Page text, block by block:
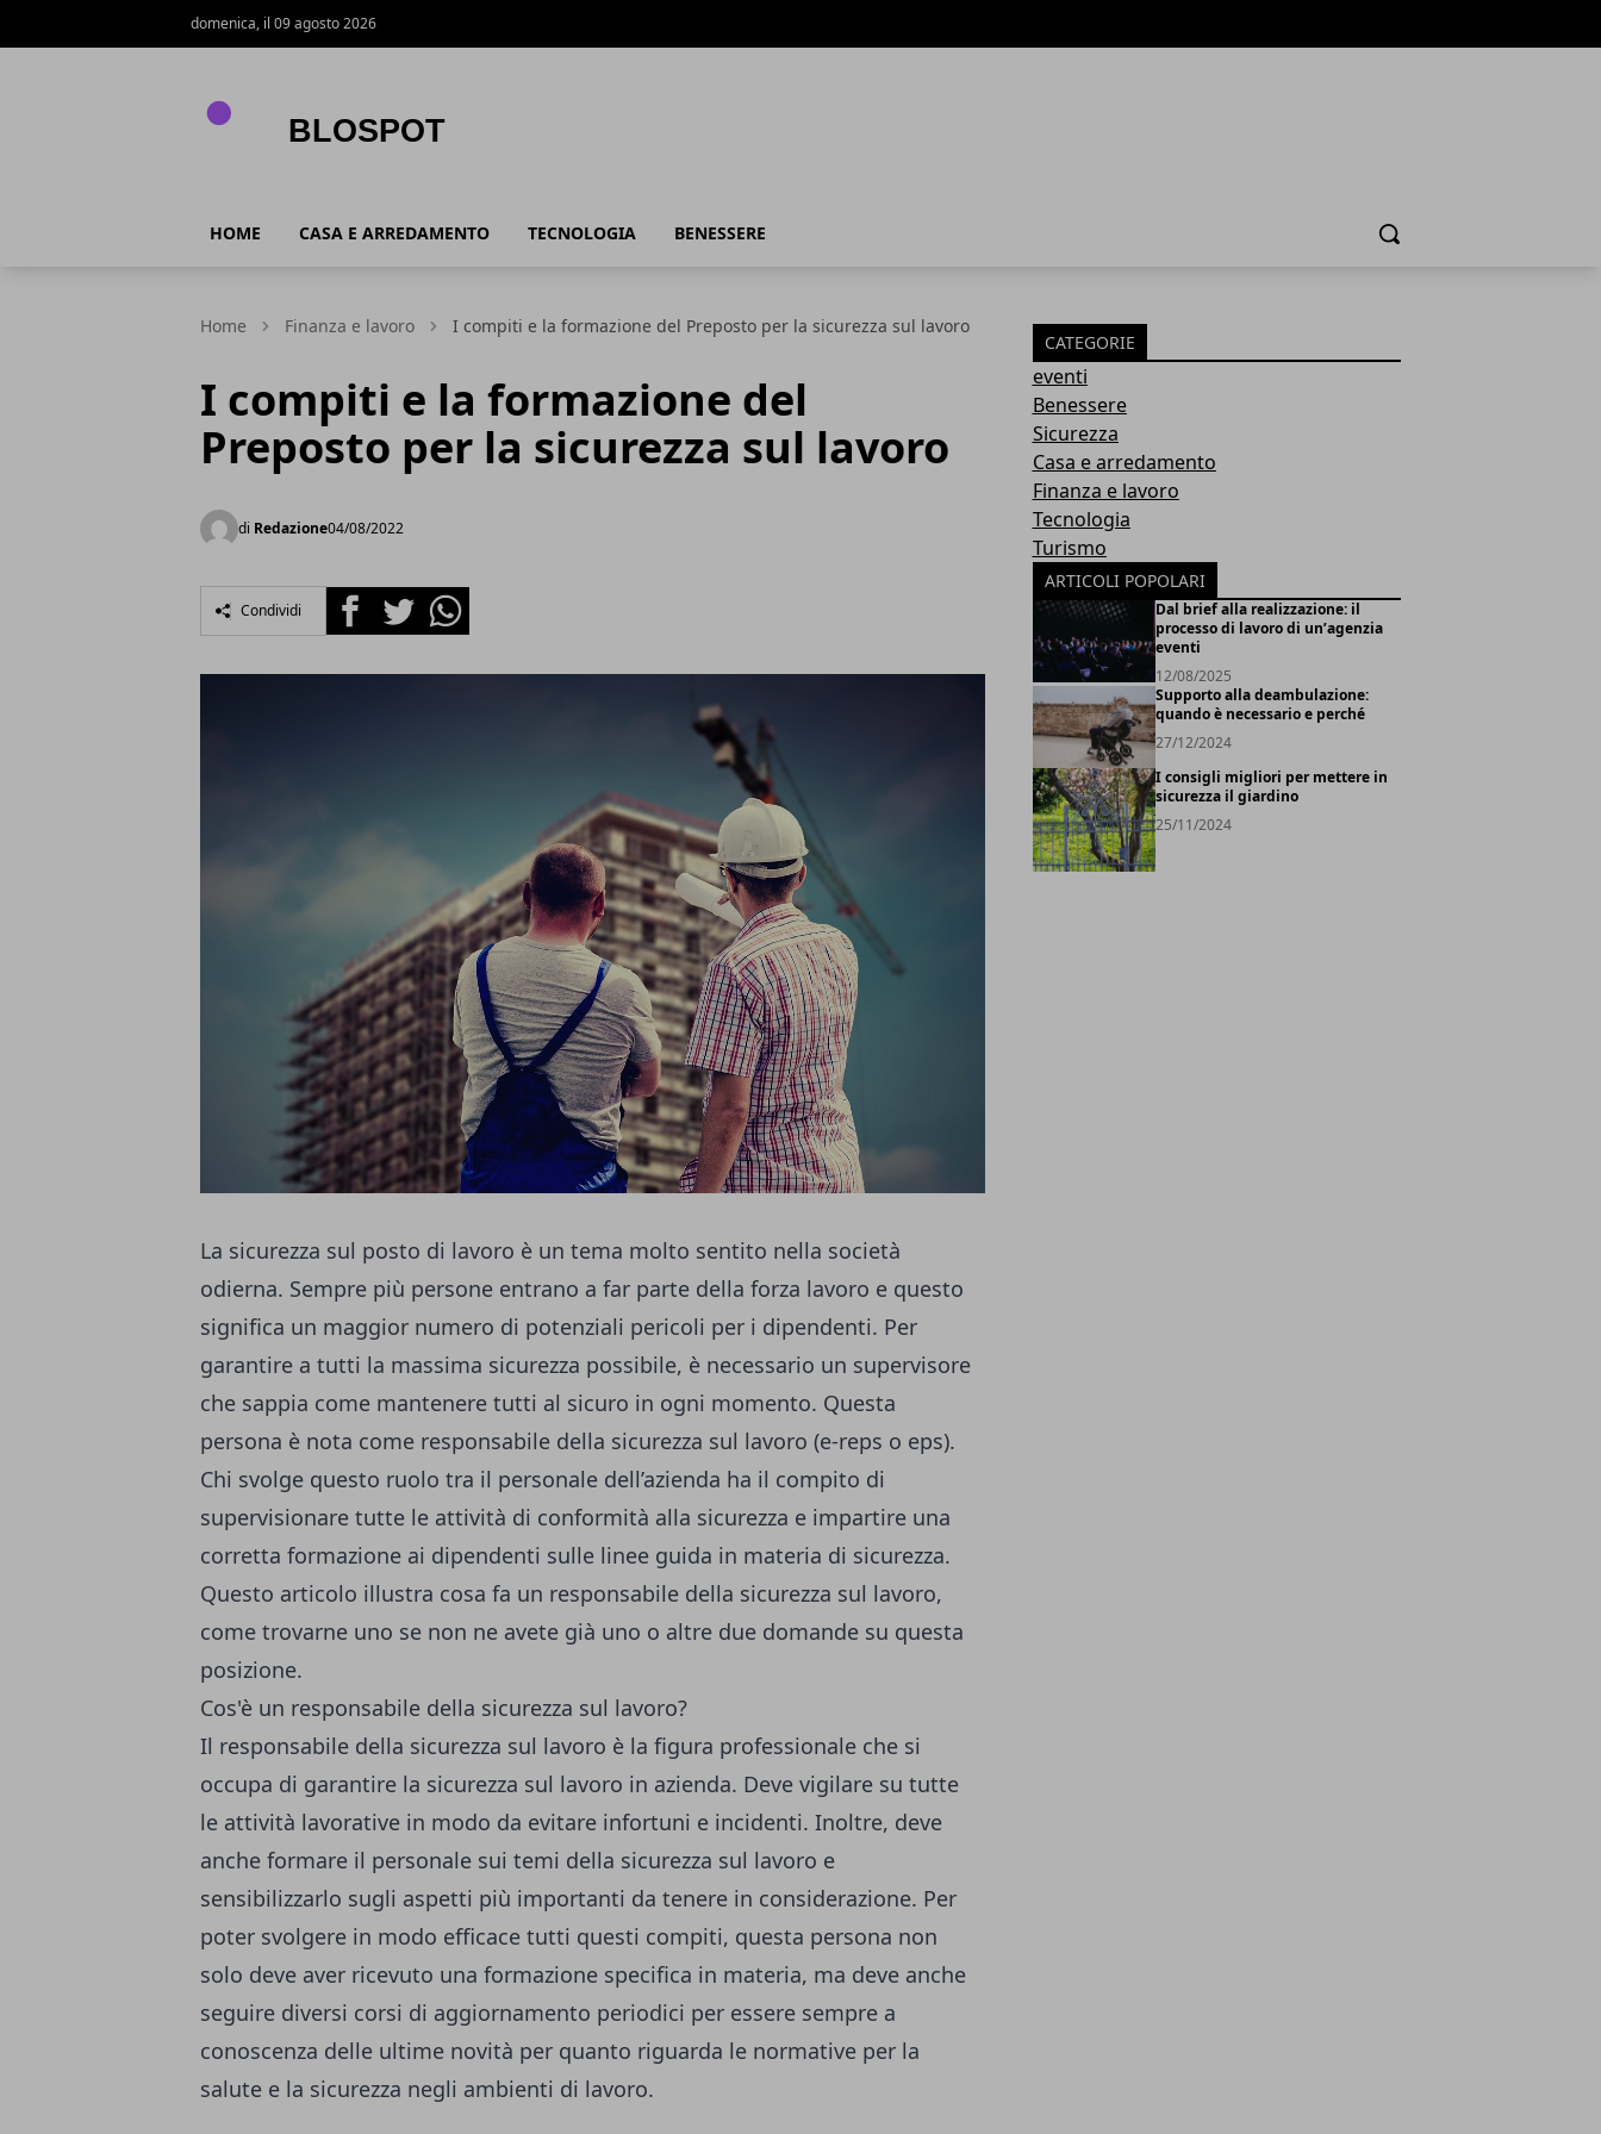
domenica, il 09 agosto 2026
HOME CASA E ARREDAMENTO TECNOLOGIA BENESSERE Cerca
Home Finanza e lavoro I compiti e la formazione del Preposto per la sicurezza sul lavoro
I compiti e la formazione del
Preposto per la sicurezza sul lavoro
di Redazione04/08/2022
Condividi FacebookTwitterWhatsapp
La sicurezza sul posto di lavoro è un tema molto sentito nella società
odierna. Sempre più persone entrano a far parte della forza lavoro e questo
significa un maggior numero di potenziali pericoli per i dipendenti. Per
garantire a tutti la massima sicurezza possibile, è necessario un supervisore
che sappia come mantenere tutti al sicuro in ogni momento. Questa
persona è nota come responsabile della sicurezza sul lavoro (e-reps o eps).
Chi svolge questo ruolo tra il personale dell’azienda ha il compito di
supervisionare tutte le attività di conformità alla sicurezza e impartire una
corretta formazione ai dipendenti sulle linee guida in materia di sicurezza.
Questo articolo illustra cosa fa un responsabile della sicurezza sul lavoro,
come trovarne uno se non ne avete già uno o altre due domande su questa
posizione.
Cos'è un responsabile della sicurezza sul lavoro?
Il responsabile della sicurezza sul lavoro è la figura professionale che si
occupa di garantire la sicurezza sul lavoro in azienda. Deve vigilare su tutte
le attività lavorative in modo da evitare infortuni e incidenti. Inoltre, deve
anche formare il personale sui temi della sicurezza sul lavoro e
sensibilizzarlo sugli aspetti più importanti da tenere in considerazione. Per
poter svolgere in modo efficace tutti questi compiti, questa persona non
solo deve aver ricevuto una formazione specifica in materia, ma deve anche
seguire diversi corsi di aggiornamento periodici per essere sempre a
conoscenza delle ultime novità per quanto riguarda le normative per la
salute e la sicurezza negli ambienti di lavoro.
CATEGORIE
eventi
Benessere
Sicurezza
Casa e arredamento
Finanza e lavoro
Tecnologia
Turismo
ARTICOLI POPOLARI
Dal brief alla realizzazione: il
processo di lavoro di un’agenzia
eventi
12/08/2025
Supporto alla deambulazione:
quando è necessario e perché
27/12/2024
I consigli migliori per mettere in
sicurezza il giardino
25/11/2024